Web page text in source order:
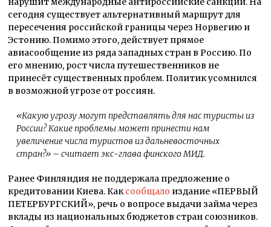
сегодня существует альтернативный маршрут для
пересечения российской границы через Норвегию и
Эстонию. Помимо этого, действует прямое
авиасообщение из ряда западных стран в Россию. По
его мнению, рост числа путешественников не
принесёт существенных проблем. Политик усомнился
в возможной угрозе от россиян.
«Какую угрозу могут представлять для нас туристы из
России? Какие проблемы может принести нам
увеличение числа туристов из дальневосточных
стран?» – считает экс-глава финского МИД.
Ранее Финляндия не поддержала предложение о
кредитовании Киева. Каксообщало издание «ПЕРВЫЙ
ПЕТЕРБУРГСКИЙ», речь о вопросе выдачи займа через
вклады из национальных бюджетов стран союзников.